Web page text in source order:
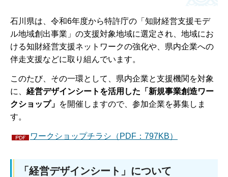
石川県は、令和6年度から特許庁の「知財経営支援モデ
ル地域創出事業」の支援対象地域に選定され、地域にお
ける知財経営支援ネットワークの強化や、県内企業への
伴走支援などに取り組んでいます。
このたび、その一環として、県内企業と支援機関を対象
に、 経営デザインシートを活用した「新規事業創造ワー
クショップ」 を開催しますので、参加企業を募集しま
す。
ワークショップチラシ（PDF：797KB）
「経営デザインシート」について